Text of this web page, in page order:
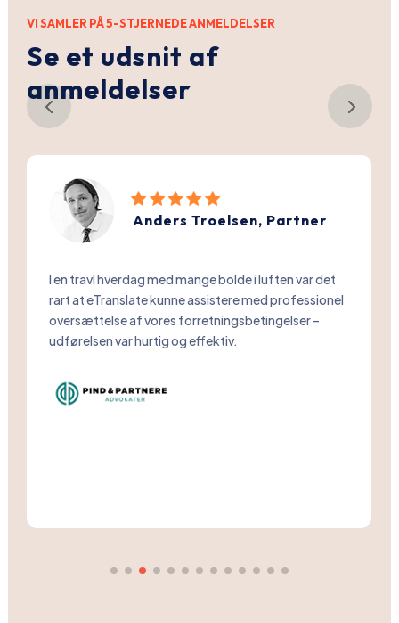
VI SAMLER PÅ 5-STJERNEDE ANMELDELSER
Se et udsnit af
anmeldelser
Sabina Zink, Communication
Da vi skulle vælge oversættelsesbureau, var det
essentielt for os, at tekstforfatterne havde en
kreativ tilgang, der kunne ramme vores tone-of-
voice og DNA fra engelsk til henholdsvis tysk og
samarbejdspartnere havde erfaring med
modebranchen og kendte modetermer – alt dette